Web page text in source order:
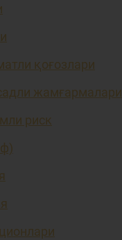
қоғозлари
жамғармалари
риск